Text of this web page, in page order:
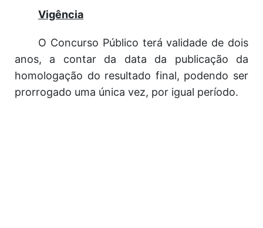
Vigência
O Concurso Público terá validade de dois
anos, a contar da data da publicação da
homologação do resultado final, podendo ser
prorrogado uma única vez, por igual período.